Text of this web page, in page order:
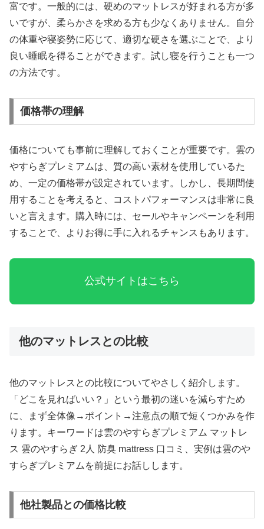
富です。一般的には、硬めのマットレスが好まれる方が多
いですが、柔らかさを求める方も少なくありません。自分
の体重や寝姿勢に応じて、適切な硬さを選ぶことで、より
良い睡眠を得ることができます。試し寝を行うことも一つ
の方法です。
価格帯の理解
価格についても事前に理解しておくことが重要です。雲の
やすらぎプレミアムは、質の高い素材を使用しているた
め、一定の価格帯が設定されています。しかし、長期間使
用することを考えると、コストパフォーマンスは非常に良
いと言えます。購入時には、セールやキャンペーンを利用
することで、よりお得に手に入れるチャンスもあります。
公式サイトはこちら
他のマットレスとの比較
他のマットレスとの比較についてやさしく紹介します。
「どこを見ればいい？」という最初の迷いを減らすため
に、まず全体像→ポイント→注意点の順で短くつかみを作
ります。キーワードは雲のやすらぎプレミアム マットレ
ス 雲のやすらぎ 2人 防臭 mattress 口コミ、実例は雲のや
すらぎプレミアムを前提にお話しします。
他社製品との価格比較